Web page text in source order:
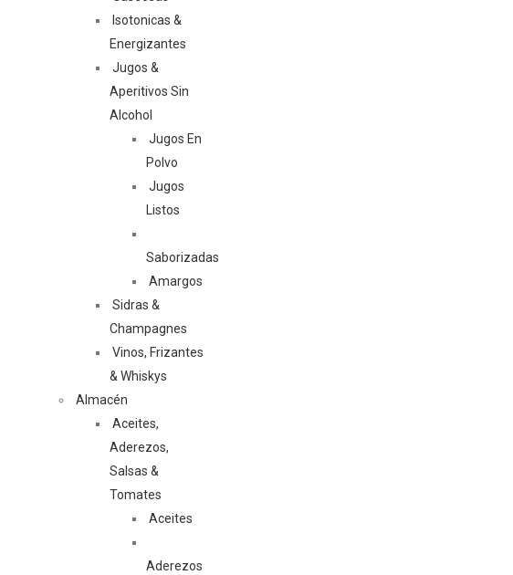
Isotonicas &
Energizantes
Jugos &
Aperitivos Sin
Alcohol
Jugos En
Polvo
Jugos
Listos
Saborizadas
Amargos
Sidras &
Champagnes
Vinos, Frizantes
& Whiskys
Almacén
Aceites,
Aderezos,
Salsas &
Tomates
Aceites
Aderezos